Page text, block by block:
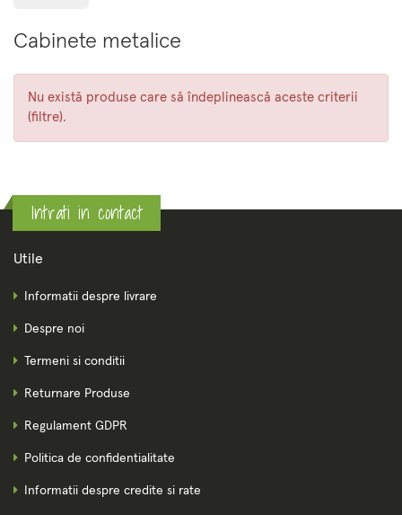
Cabinete metalice
Nu există produse care să îndeplinească aceste criterii
(filtre).
Intrati in contact
Utile
Informatii despre livrare
Despre noi
Termeni si conditii
Returnare Produse
Regulament GDPR
Politica de confidentialitate
Informatii despre credite si rate